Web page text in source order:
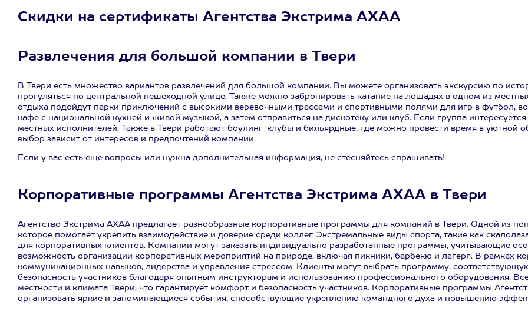
Скидки на сертификаты Агентства Экстрима АХАА
Развлечения для большой компании в Твери
В Твери есть множество вариантов развлечений для большой компании. Вы можете организовать экскурсию по
прогуляться по центральной пешеходной улице. Также можно забронировать катание на лошадях в одном из
отдыха подойдут парки приключений с высокими веревочными трассами и спортивными полями для игр в футбол,
кафе с национальной кухней и живой музыкой, а затем отправиться на дискотеку или клуб. Если группа
местных исполнителей. Также в Твери работают боулинг-клубы и бильярдные, где можно провести время в уютной
выбор зависит от интересов и предпочтений компании.
Если у вас есть еще вопросы или нужна дополнительная информация, не стесняйтесь спрашивать!
Корпоративные программы Агентства Экстрима АХАА в Твери
Агентство Экстрима АХАА предлагает разнообразные корпоративные программы для компаний в Твери. Одной из
которое помогает укрепить взаимодействие и доверие среди коллег. Экстремальные виды спорта, такие как
для корпоративных клиентов. Компании могут заказать индивидуально разработанные программы, учитывающие
возможность организации корпоративных мероприятий на природе, включая пикники, барбекю и лагеря. В рамках
коммуникационных навыков, лидерства и управления стрессом. Клиенты могут выбрать программу,
безопасность участников благодаря опытным инструкторам и использованию профессионального оборудования.
местности и климата Твери, что гарантирует комфорт и безопасность участников. Корпоративные программы
организовать яркие и запоминающиеся события, способствующие укреплению командного духа и повышению